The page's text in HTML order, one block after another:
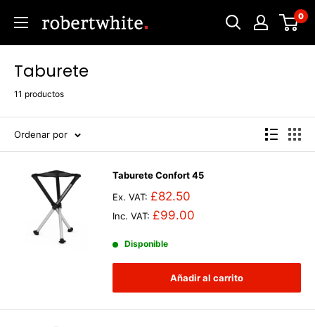
directamenteRobert
0
Taburete
11 productos
Ordenar por
Taburete Confort 45
Ex. VAT: £82.50
Inc. VAT: £99.00
Disponible
Añadir al carrito